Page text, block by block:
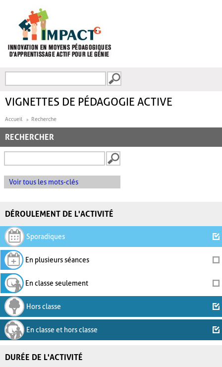
FORMULAIRE DE
VIGNETTES DE PÉDAGOGIE ACTIVE
Accueil Recherche
RECHERCHER
Voir tous les mots-clés
DÉROULEMENT DE L'ACTIVITÉ
Sporadiques
En plusieurs séances
En classe seulement
Hors classe
En classe et hors classe
DURÉE DE L'ACTIVITÉ